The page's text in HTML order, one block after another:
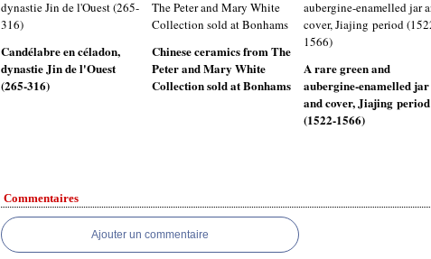
Candélabre en céladon,
dynastie Jin de l'Ouest
(265-316)
Chinese ceramics from The
Peter and Mary White
Collection sold at Bonhams
A rare green and
aubergine-enamelled jar
and cover, Jiajing period
(1522-1566)
Commentaires
Ajouter un commentaire